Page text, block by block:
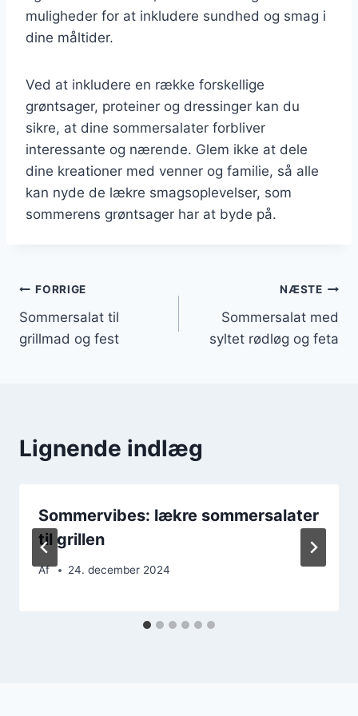
muligheder for at inkludere sundhed og smag i
dine måltider.
Ved at inkludere en række forskellige
grøntsager, proteiner og dressinger kan du
sikre, at dine sommersalater forbliver
interessante og nærende. Glem ikke at dele
dine kreationer med venner og familie, så alle
kan nyde de lækre smagsoplevelser, som
sommerens grøntsager har at byde på.
Indlægsnavigation
FORRIGE
Sommersalat til
grillmad og fest
NÆSTE
Sommersalat med
syltet rødløg og feta
Lignende indlæg
Sommervibes: lækre sommersalater
til grillen
Af 24. december 2024